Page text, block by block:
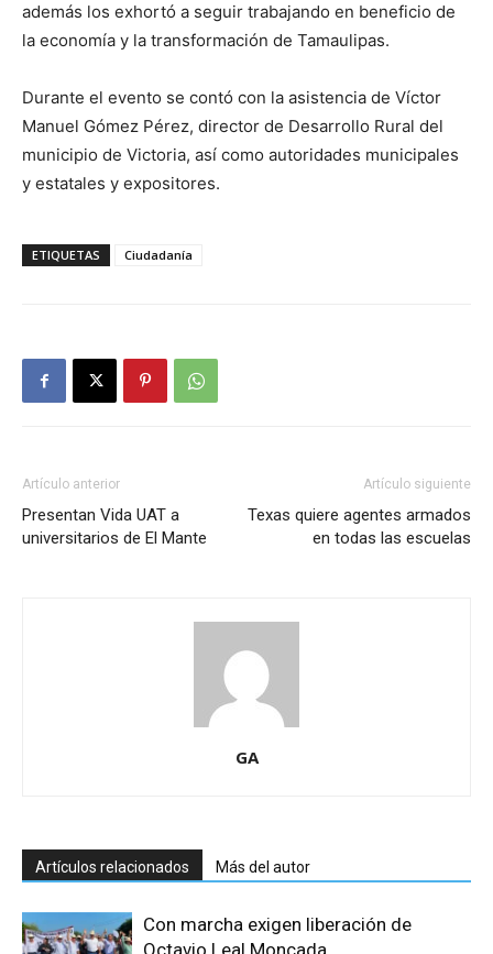
además los exhortó a seguir trabajando en beneficio de
la economía y la transformación de Tamaulipas.
Durante el evento se contó con la asistencia de Víctor
Manuel Gómez Pérez, director de Desarrollo Rural del
municipio de Victoria, así como autoridades municipales
y estatales y expositores.
ETIQUETAS Ciudadanía
Artículo anterior
Presentan Vida UAT a
universitarios de El Mante
Artículo siguiente
Texas quiere agentes armados
en todas las escuelas
GA
Artículos relacionados Más del autor
Con marcha exigen liberación de
Octavio Leal Moncada